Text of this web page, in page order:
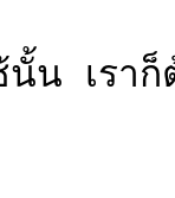
น เรา